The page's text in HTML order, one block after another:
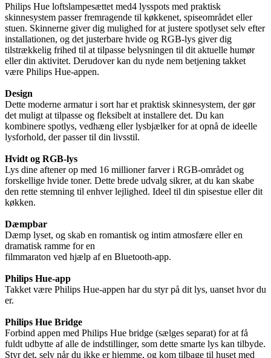
Philips Hue loftslampesættet med4 lysspots med praktisk
skinnesystem passer fremragende til køkkenet, spiseområdet eller
stuen. Skinnerne giver dig mulighed for at justere spotlyset selv efter
installationen, og det justerbare hvide og RGB-lys giver dig
tilstrækkelig frihed til at tilpasse belysningen til dit aktuelle humør
eller din aktivitet. Derudover kan du nyde nem betjening takket
være Philips Hue-appen.
Design
Dette moderne armatur i sort har et praktisk skinnesystem, der gør
det muligt at tilpasse og fleksibelt at installere det. Du kan
kombinere spotlys, vedhæng eller lysbjælker for at opnå de ideelle
lysforhold, der passer til din livsstil.
Hvidt og RGB-lys
Lys dine aftener op med 16 millioner farver i RGB-området og
forskellige hvide toner. Dette brede udvalg sikrer, at du kan skabe
den rette stemning til enhver lejlighed. Ideel til din spisestue eller dit
køkken.
Dæmpbar
Dæmp lyset, og skab en romantisk og intim atmosfære eller en
dramatisk ramme for en
filmmaraton ved hjælp af en Bluetooth-app.
Philips Hue-app
Takket være Philips Hue-appen har du styr på dit lys, uanset hvor du
er.
Philips Hue Bridge
Forbind appen med Philips Hue bridge (sælges separat) for at få
fuldt udbytte af alle de indstillinger, som dette smarte lys kan tilbyde.
Styr det, selv når du ikke er hjemme, og kom tilbage til huset med